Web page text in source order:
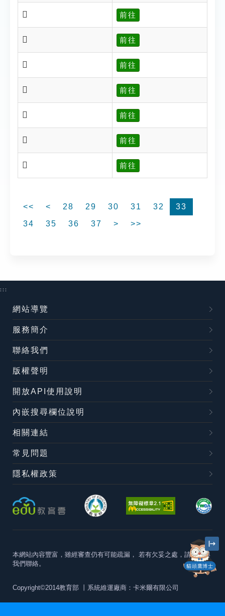
𩔀 前往
𩔁 前往
𩔂 前往
𩔃 前往
𩔅 前往
𩔆 前往
𩔄 前往
<< < 28 29 30 31 32
33
34
35 36 37 > >>
貓頭鷹博士
:::
網站導覽
服務簡介
聯絡我們
版權聲明
開放API使用說明
內嵌搜尋欄位說明
相關連結
常見問題
隱私權政策
本網站內容豐富，雖經審查仍有可能疏漏， 若有欠妥之處，請隨時與
我們聯絡。
Copyright©2014教育部 丨系統維運廠商：卡米爾有限公司